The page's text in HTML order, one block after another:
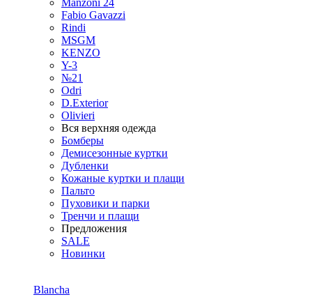
Manzoni 24
Fabio Gavazzi
Rindi
MSGM
KENZO
Y-3
№21
Odri
D.Exterior
Olivieri
Вся верхняя одежда
Бомберы
Демисезонные куртки
Дубленки
Кожаные куртки и плащи
Пальто
Пуховики и парки
Тренчи и плащи
Предложения
SALE
Новинки
Blancha